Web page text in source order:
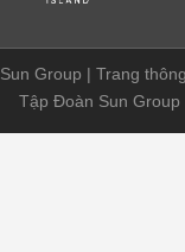
Sun Group | Trang
Tập Đoàn Sun Group